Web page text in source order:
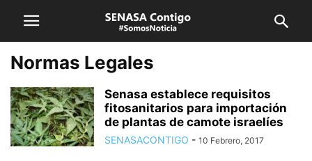
Normas Legales
Senasa establece requisitos
fitosanitarios para importación
de plantas de camote israelíes
SENASACONTIGO - 10 Febrero, 2017